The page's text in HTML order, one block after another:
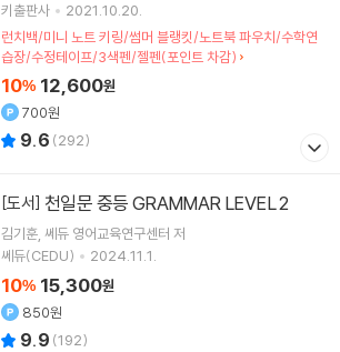
키출판사
2021.10.20.
런치백/미니 노트 키링/썸머 블랭킷/노트북 파우치/수학연
습장/수정테이프/3색펜/젤펜(포인트 차감)
10% 12,600원
700원
9.6 (292)
[도서] 천일문 중등 GRAMMAR LEVEL 2
김기훈 쎄듀 영어교육연구센터 저
쎄듀(CEDU)
2024.11.1.
10% 15,300원
850원
9.9 (192)